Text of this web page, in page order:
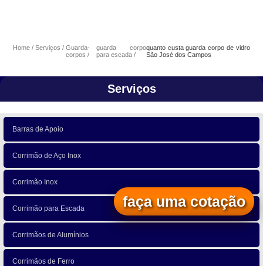
Home Serviços
Guarda-
corpos
guarda corpo
para escada
quanto custa guarda corpo de vidro
São José dos Campos
Serviços
Barras de Apoio
Corrimão de Aço Inox
Corrimão Inox
Corrimão para Escada
Corrimãos de Alumínios
Corrimãos de Ferro
faça uma cotação